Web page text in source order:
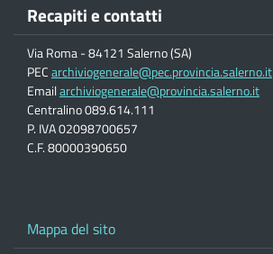
Recapiti e contatti
Via Roma - 84121 Salerno (SA)
PECarchiviogenerale@pec.provincia.salerno.it
Emailarchiviogenerale@provincia.salerno.it
Centralino 089.614.111
P. IVA 02098700657
C.F. 80000390650
Mappa del sito